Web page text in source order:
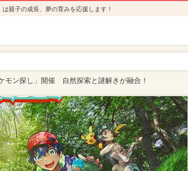
親子の成長、夢の育みを応援します！
モン探し」開催 自然探索と謎解きが融合！